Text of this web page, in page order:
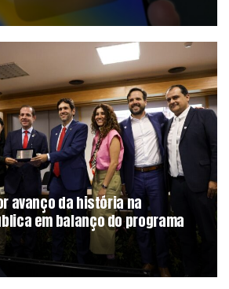
avanço da história na
em balanço do programa